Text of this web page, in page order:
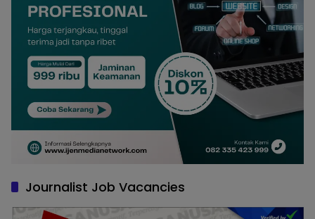
Journalist Job Vacancies